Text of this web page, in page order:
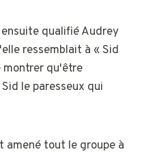
qualifié Audrey
ressemblait à « Sid
montrer qu'être
le paresseux qui
amené tout le groupe à